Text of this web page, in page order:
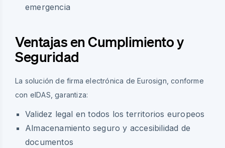
emergencia
Ventajas en Cumplimiento y
Seguridad
La solución de firma electrónica de Eurosign, conforme
con eIDAS, garantiza:
Validez legal en todos los territorios europeos
Almacenamiento seguro y accesibilidad de
documentos